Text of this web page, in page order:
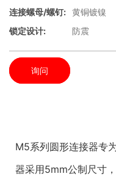
连接螺母/螺钉: 黄铜镀镍
锁定设计:
防震
询问
M5系列圆形连接器专
器采用5mm公制尺寸